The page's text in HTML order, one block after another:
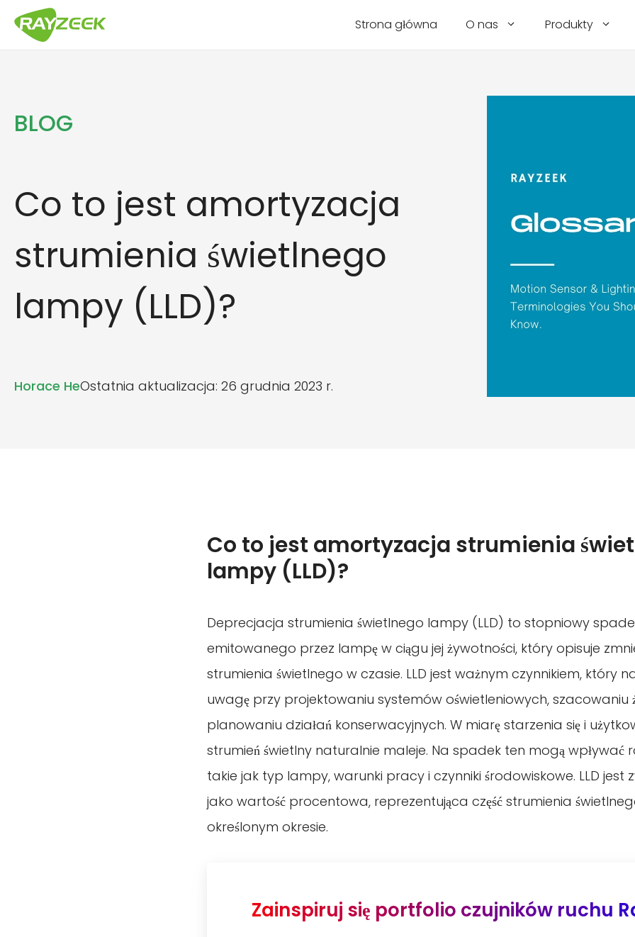
Przejdź
do
Strona główna O nas Produkty
BLOG
Co to jest amortyzacja
strumienia świetlnego
lampy (LLD)?
Horace HeOstatnia aktualizacja: 26 grudnia 2023 r.
Co to jest amortyzacja strumienia
lampy (LLD)?
Deprecjacja strumienia świetlnego lampy (LLD) to stopniowy
emitowanego przez lampę w ciągu jej żywotności, który opisuje
strumienia świetlnego w czasie. LLD jest ważnym czynnikiem, który
uwagę przy projektowaniu systemów oświetleniowych, szacowaniu
planowaniu działań konserwacyjnych. W miarę starzenia się i
strumień świetlny naturalnie maleje. Na spadek ten mogą wpływać
takie jak typ lampy, warunki pracy i czynniki środowiskowe. LLD jest
jako wartość procentowa, reprezentująca część strumienia
określonym okresie.
Zainspiruj się portfolio czujników ruchu